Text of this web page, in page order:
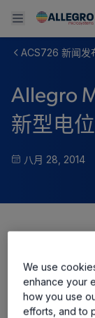
Back To Main
产品
Back To Main
应用
Back To Main
技术支持
设计和开发
质量标准和环境
Back To Main
技术资源
Resource
Back To Main
关于 ALLEGRO
联系我们
ACS726 新闻发
Allegro
新型电
八月 28, 2014
We use
enhance your
how you use
efforts, and to